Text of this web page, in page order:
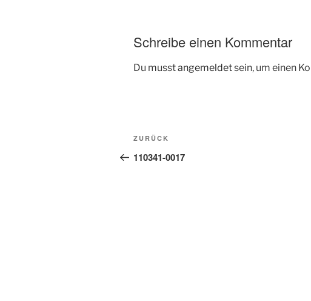
Schreibe einen Kommentar
Du musstangemeldetsein, um einen
Beitragsnavigation
Vorheriger
Beitrag
ZURÜCK
110341-0017